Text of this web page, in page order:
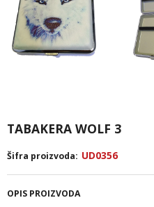
TABAKERA WOLF 3
Šifra proizvoda: UD0356
OPIS PROIZVODA